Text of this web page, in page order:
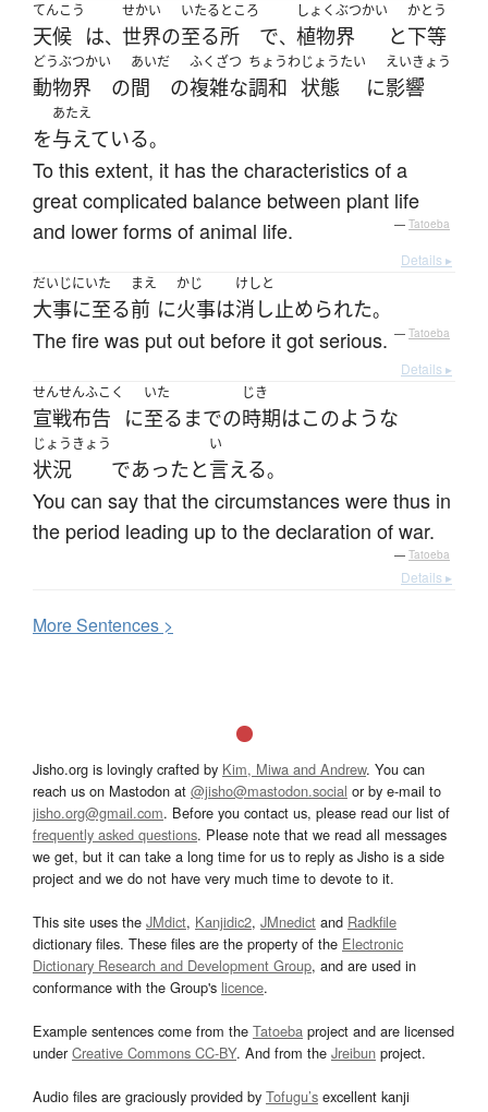
てんこう
天候 は、
せかい
世界の
いたるところ
至る所 で、
しょくぶつかい
植物界 と
かとう
下等
どうぶつかい
動物界 の
あいだ
間 の
ふくざつ
複雑な
ちょうわ
調和
じょうたい
状態 に
えいきょう
影響
を
あたえ
与えている。
To this extent, it has the characteristics of a
great complicated balance between plant life
and lower forms of animal life.
— Tatoeba
Details ▸
だいじにいた
大事に至る
まえ
前 に
かじ
火事は
けしと
消し止められた。
The fire was put out before it got serious. — Tatoeba
Details ▸
せんせんふこく
宣戦布告 に
いた
至るまでの
じき
時期はこのような
じょうきょう
状況 であったと
い
言える。
You can say that the circumstances were thus in
the period leading up to the declaration of war.
— Tatoeba
Details ▸
MoreSentences >
Jisho.org is lovingly crafted by Kim, Miwa and Andrew. You can
reach us on Mastodon at @jisho@mastodon.social or by e-mail to
jisho.org@gmail.com. Before you contact us, please read our list of
frequently asked questions. Please note that we read all messages
we get, but it can take a long time for us to reply as Jisho is a side
project and we do not have very much time to devote to it.
This site uses the JMdict, Kanjidic2, JMnedict and Radkfile
dictionary files. These files are the property of the Electronic
Dictionary Research and Development Group, and are used in
conformance with the Group's licence.
Example sentences come from the Tatoeba project and are licensed
underCreative Commons CC-BY. And from the Jreibun project.
Audio files are graciously provided by Tofugu’s excellent kanji